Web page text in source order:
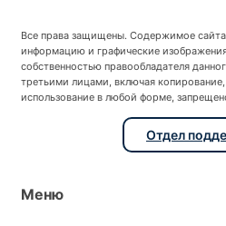
Все права защищены. Содержимое
информацию и графические
собственностью правообладателя
третьими лицами, включая
использование в любой форме,
Отдел
Меню